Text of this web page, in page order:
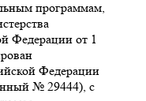
программам,
Федерации от 1
Федерации
№ 29444), с